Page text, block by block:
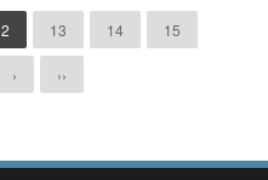
13 14 15
› ››